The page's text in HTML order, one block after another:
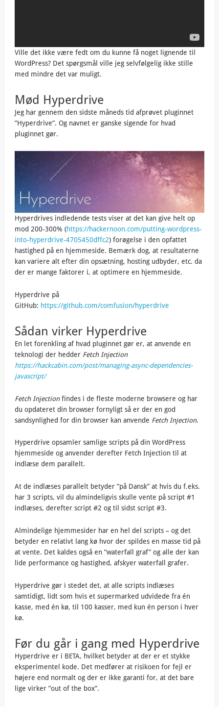
Ville det ikke være fedt om du kunne få noget lignende til
WordPress? Det spørgsmål ville jeg selvfølgelig ikke stille
med mindre det var muligt.
Mød Hyperdrive
Jeg har gennem den sidste måneds tid afprøvet pluginnet
”Hyperdrive”. Og navnet er ganske sigende for hvad
pluginnet gør.
Hyperdrives indledende tests viser at det kan give helt op
mod 200-300% (https://hackernoon.com/putting-wordpress-
into-hyperdrive-4705450dffc2) forøgelse i den opfattet
hastighed på en hjemmeside. Bemærk dog, at resultaterne
kan variere alt efter din opsætning, hosting udbyder, etc. da
der er mange faktorer i, at optimere en hjemmeside.
Hyperdrive på
GitHub: https://github.com/comfusion/hyperdrive
Sådan virker Hyperdrive
En let forenkling af hvad pluginnet gør er, at anvende en
teknologi der hedder Fetch Injection
https://hackcabin.com/post/managing-async-dependencies-
javascript/
Fetch Injectionfindes i de fleste moderne browsere og har
du opdateret din browser fornyligt så er der en god
sandsynlighed for din browser kan anvende Fetch Injection.
Hyperdrive opsamler samlige scripts på din WordPress
hjemmeside og anvender derefter Fetch Injection til at
indlæse dem parallelt.
At de indlæses parallelt betyder ”på Dansk” at hvis du f.eks.
har 3 scripts, vil du almindeligvis skulle vente på script #1
indlæses, derefter script #2 og til sidst script #3.
Almindelige hjemmesider har en hel del scripts – og det
betyder en relativt lang kø hvor der spildes en masse tid på
at vente. Det kaldes også en ”waterfall graf” og alle der kan
lide performance og hastighed, afskyer waterfall grafer.
Hyperdrive gør i stedet det, at alle scripts indlæses
samtidigt, lidt som hvis et supermarked udvidede fra én
kasse, med én kø, til 100 kasser, med kun én person i hver
kø.
Før du går i gang med Hyperdrive
Hyperdrive er i BETA, hvilket betyder at der er et stykke
eksperimentel kode. Det medfører at risikoen for fejl er
højere end normalt og der er ikke garanti for, at det bare
lige virker ”out of the box”.